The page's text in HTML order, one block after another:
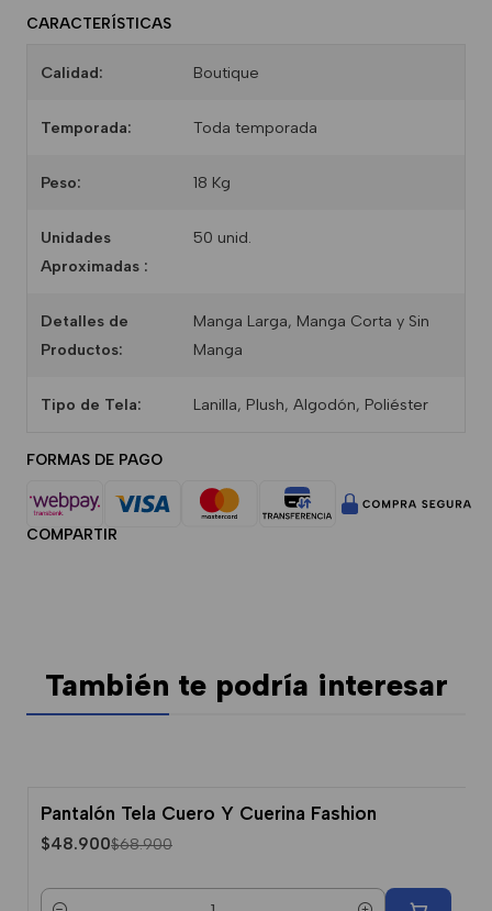
CARACTERÍSTICAS
Calidad: Boutique
Temporada: Toda temporada
Peso: 18 Kg
Unidades
Aproximadas :
50 unid.
Detalles de
Productos:
Manga Larga, Manga Corta y Sin
Manga
Tipo de Tela: Lanilla, Plush, Algodón, Poliéster
FORMAS DE PAGO
COMPARTIR
También te podría interesar
-29% Dcto.
Pantalón Tela Cuero Y Cuerina Fashion
$48.900$68.900